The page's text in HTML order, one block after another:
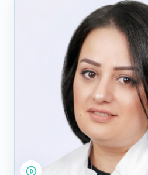
стенок, их толщину.
Обнаружить тромбы.
Спрогнозировать
Выявить атеросклероз,
расслоение стенки
Обнаружить стеноз
Если вы еще не выбрали клинику,
Москве, приходите на
нашим истинным профессионалам.